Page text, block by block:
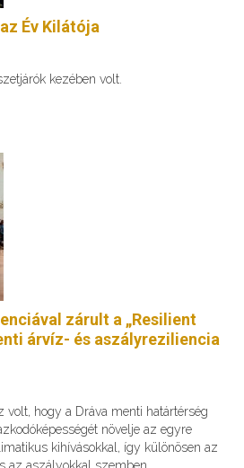
Év Kilátója
kezében volt.
zárult a „Resilient
árvíz- és aszályreziliencia
volt, hogy a Dráva menti határtérség
növelje az egyre
kihívásokkal, így különösen az